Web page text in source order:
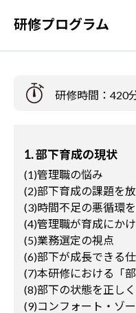
研修プログラム
研修時間：420
1. 部下育成の現状
(1)管理職の悩み
(2)部下育成の課題を
(3)時間不足の悪循環
(4)管理職が育成にか
(5)業務選定の視点
(6)部下が成長できる
(7)本研修における「
(8)部下の状態を正し
(9)コンフォート・ゾ